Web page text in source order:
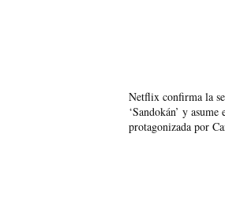
Netflix confirma la
‘Sandokán’ y
protagonizada por